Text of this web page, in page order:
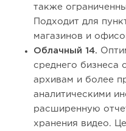
также
Подходит для
магазинов и
Облачный 14.
среднего бизнеса
архивам и более
аналитическими
расширенную
хранения видео.